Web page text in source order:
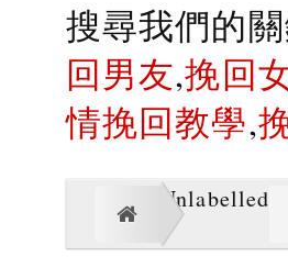
搜尋我們的關
回男友,挽回
情挽回教學,
Unlabelled